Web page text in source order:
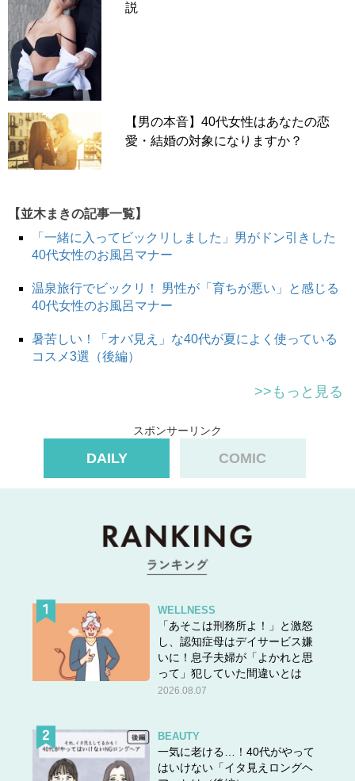
「付き合って1年になる彼女（48歳）が、最近どこへ行く
にも、“スーパーに買い物に行く主婦”みたいな服装になっ
てきて、ちょっと気になっています。
最初のうちは、もうちょっと気を使ってくれていたように
た服で登場し、平然としているんですよね。
彼女の仕事場が、家の近くに変わったせいもあるのかもし
れないけれど、会うたびにオバサンっぽさが増している感
部屋着を着ている彼女は嫌いではありませんが、繁華街に
行くときには、それ相応の格好をしてきてほしいのにな
ぁ」（44歳男性／スポーツジム勤務）
交際して日が浅いうちにはオシャレに意識を向けていて
ならお心当たりのある人も多いはず。
てほしいのも男性のホンネなのは間違いないのかも。
次のページへ >>
説
【男の本音】40代女性はあなたの恋
愛・結婚の対象になりますか？
【並木まきの記事一覧】
「一緒に入ってビックリしました」男がドン引きした
40代女性のお風呂マナー
温泉旅行でビックリ！ 男性が「育ちが悪い」と感じる
40代女性のお風呂マナー
暑苦しい！「オバ見え」な40代が夏によく使っている
コスメ3選（後編）
>>もっと見る
スポンサーリンク
DAILY COMIC
WELLNESS
「あそこは刑務所よ！」と激怒
し、認知症母はデイサービス嫌
いに！息子夫婦が「よかれと思
って」犯していた間違いとは
2026.08.07
BEAUTY
一気に老ける…！40代がやって
はいけない「イタ見えロングヘ